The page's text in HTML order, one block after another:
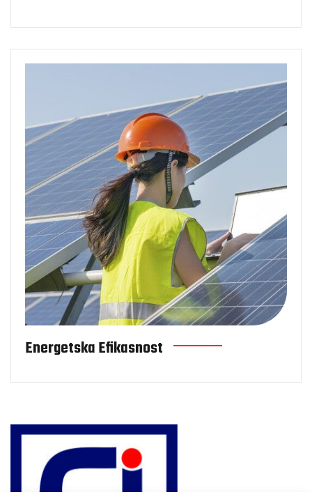
Energetska
Energetska Efikasnost